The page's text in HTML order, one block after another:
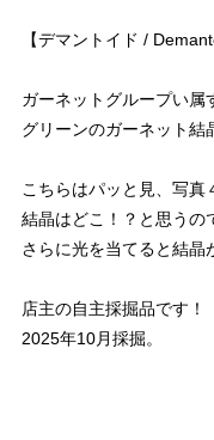
【デマントイド /
ガーネットグループい属
グリーンのガーネット結
こちらはパッと見、写
結晶はどこ！？と思うの
さらに光を当てると結晶
店主の自主採掘品です！
2025年10月採掘。